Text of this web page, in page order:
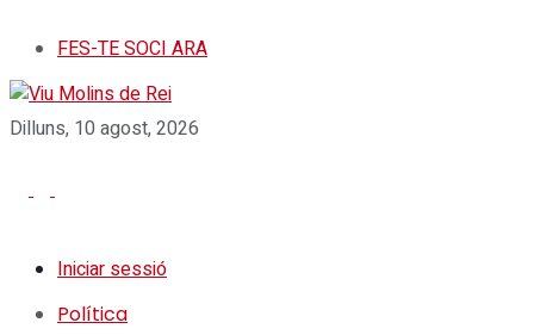
FES-TE SOCI ARA
Dilluns, 10 agost, 2026
Iniciar sessió
Política